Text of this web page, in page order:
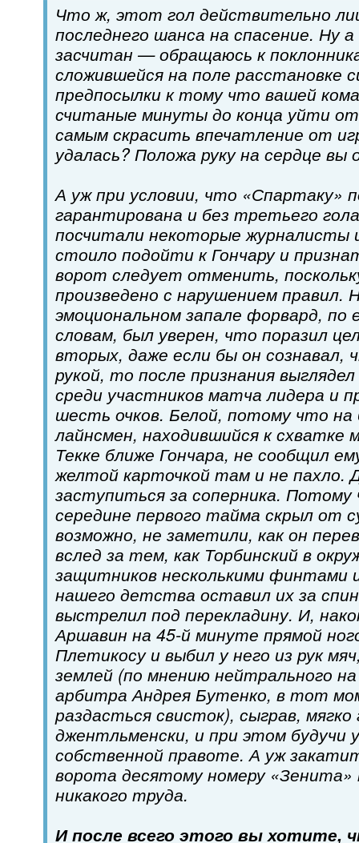
Что ж, этот гол действительно
последнего шанса на спасение. Ну
засчитан — обращаюсь к
сложившейся на поле расстановке
предпосылки к тому что вашей
считаные минуты до конца уйти
самым скрасить впечатление от
удалась? Положа руку на сердце
А уж при условии, что «Спартаку»
гарантирована и без третьего
посчитали некоторые журналисты
стоило подойти к Гончару и
ворот следует отменить,
произведено с нарушением правил.
эмоциональном запале форвард, по
словам, был уверен, что поразил
вторых, даже если бы он сознавал,
рукой, то после признания
среди участников матча лидера и
шесть очков. Белой, потому что
лайнсмен, находившийся к
Текке ближе Гончара, не сообщил
желтой карточкой там и не пахло.
заступиться за соперника.
середине первого тайма скрыл от
возможно, не заметили, как он
вслед за тем, как Торбинский в
защитников несколькими финтами
нашего детства оставил их за
выстрелил под перекладину. И,
Аршавин на 45-й минуте прямой
Плетикосу и выбил у него из рук
землей (по мнению нейтрального
арбитра Андрея Бутенко, в тот
раздасться свисток), сыграв, мягко
джентльменски, и при этом будучи
собственной правоте. А уж
ворота десятому номеру «Зенита»
никакого труда.
И после всего этого вы хотите,